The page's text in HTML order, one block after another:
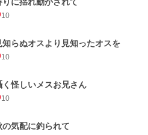
10
知らぬオスより見知ったオスを
10
く怪しいメスお兄さん
10
の気配に釣られて